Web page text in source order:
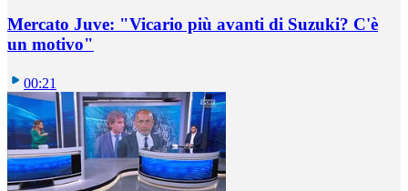
Mercato Juve: "Vicario più avanti di Suzuki? C'è
un motivo"
00:21